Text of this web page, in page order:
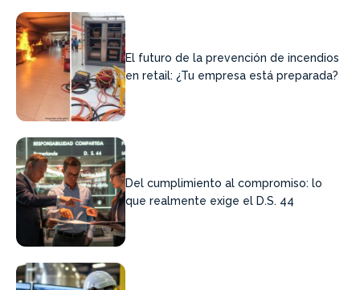
El futuro de la prevención de incendios
en retail: ¿Tu empresa está preparada?
Del cumplimiento al compromiso: lo
que realmente exige el D.S. 44